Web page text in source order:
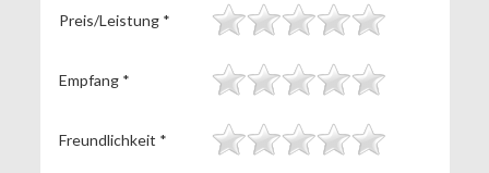
Preis/Leistung *
Empfang *
Freundlichkeit *